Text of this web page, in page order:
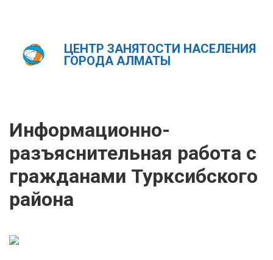
ЦЕНТР ЗАНЯТОСТИ НАСЕЛЕНИЯ
ГОРОДА АЛМАТЫ
Главная
Новости
Информационно-разъяснительная работа с гражданами
Информационно-
разъяснительная работа с
гражданами Турксибского
района